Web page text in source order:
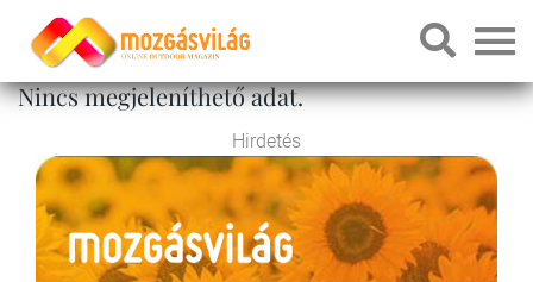
Nincs megjeleníthető adat.
Hirdetés